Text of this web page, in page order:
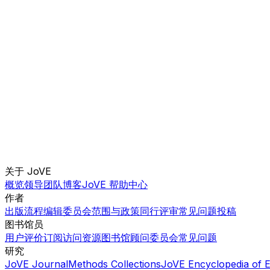
关于 JoVE
概览领导团队博客JoVE 帮助中心
作者
出版流程编辑委员会范围与政策同行评审常见问题投稿
图书馆员
用户评价订阅访问资源图书馆顾问委员会常见问题
研究
JoVE JournalMethods CollectionsJoVE Encyclopedia of